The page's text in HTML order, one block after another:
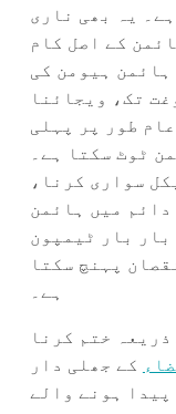
یہ بھی ناری
کے اصل کام
ہیومن کی
تک، ویجائنا
طور پر پہلی
ٹوٹ سکتا ہے۔
سواری کرنا،
میں ہائمن
بار ٹیمپون
پہنچ سکتا
ہے۔
ختم کرنا
کے جھلی دار
ہونے والے